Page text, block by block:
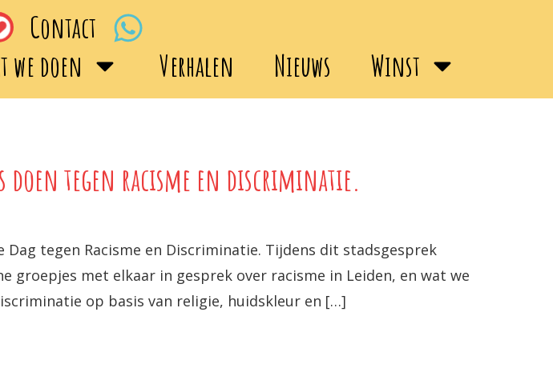
Contact
we doen Verhalen Nieuws Winst
doen tegen racisme en discriminatie.
tegen Racisme en Discriminatie. Tijdens dit stadsgesprek
groepjes met elkaar in gesprek over racisme in Leiden, en wat we
op basis van religie, huidskleur en […]